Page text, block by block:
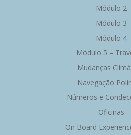
Módulo 2
Módulo 3
Módulo 4
Módulo 5 –
Mudanças
Navegação
Números e
Oficinas
On Board